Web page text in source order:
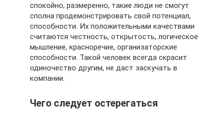
спокойно, размеренно, такие люди не смогут
сполна продемонстрировать свой потенциал,
способности. Их положительными качествами
считаются честность, открытость, логическое
мышление, красноречие, организаторские
способности. Такой человек всегда скрасит
одиночество другим, не даст заскучать в
компании.
Чего следует остерегаться